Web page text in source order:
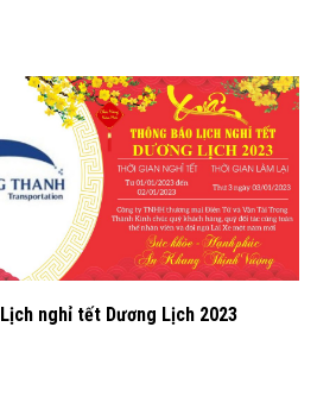
Lịch nghỉ tết Dương Lịch 2023